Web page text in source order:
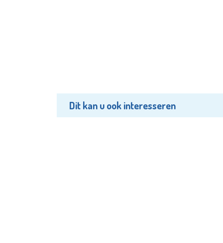
Dit kan u ook interesseren